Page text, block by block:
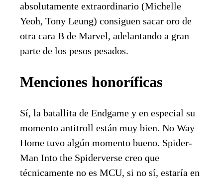
absolutamente extraordinario (Michelle
Yeoh, Tony Leung) consiguen sacar oro de
otra cara B de Marvel, adelantando a gran
parte de los pesos pesados.
Menciones honoríficas
Sí, la batallita de Endgame y en especial su
momento antitroll están muy bien. No Way
Home tuvo algún momento bueno. Spider-
Man Into the Spiderverse creo que
técnicamente no es MCU, si no sí, estaría en